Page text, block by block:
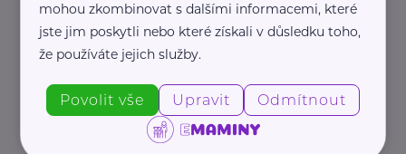
mohou zkombinovat s dalšími informacemi, které
jste jim poskytli nebo které získali v důsledku toho,
že používáte jejich služby.
Povolit vše Upravit Odmítnout